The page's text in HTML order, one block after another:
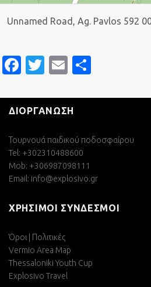
Unnamed Road, Ag. Pavlos 592
Facebook
Twitter
Email
ΔΙΟΡΓΑΝΩΣΗ
Τουρνουά παιδικού ποδοσφαίρου
Tel: +302310488600
Mob: +306987098111
Email: info@explosivo.gr
ΧΡΗΣΙΜΟΙ ΣΥΝΔΕΣΜΟΙ
Όροι | Πολιτικές
Vermio Area Map
Thessaloniki Youth Cup
Explosivo Travel